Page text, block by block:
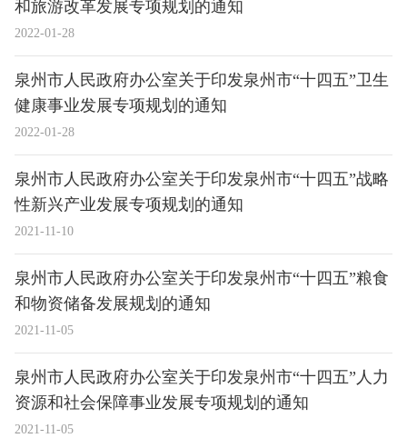
2022-01-28
和旅游改革发展专项规划的通知
2022-01-28
泉州市人民政府办公室关于印发泉州市“十四五”卫生
健康事业发展专项规划的通知
2021-11-10
泉州市人民政府办公室关于印发泉州市“十四五”战略
性新兴产业发展专项规划的通知
2021-11-05
泉州市人民政府办公室关于印发泉州市“十四五”粮食
和物资储备发展规划的通知
2021-11-05
泉州市人民政府办公室关于印发泉州市“十四五”人力
资源和社会保障事业发展专项规划的通知